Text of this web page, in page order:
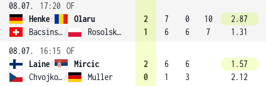
08.07.
17:20 OF
Henke/
Olaru
Bacsinszky / Rosolska (2)
2
1
7
6
0
6
10
7
2.87
1.31
08.07.
16:15 OF
Laine/
Mircic
Chvojková / Muller
2
0
6
1
6
3
1.57
2.12